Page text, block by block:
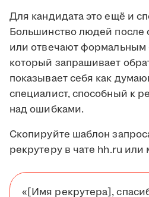
Для кандидата это ещё и
Большинство людей после
или отвечают формальным
который запрашивает
показывает себя как
специалист, способный к
над ошибками.
Скопируйте шаблон
рекрутеру в чате hh.ru
«[Имя рекрутера],